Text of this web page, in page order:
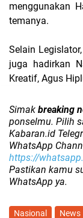
menggunakan
temanya.
Selain
juga hadirkan
Kreatif, Agus
Simak breaking
ponselmu. Pilih
Kabaran.id
WhatsApp
https://
Pastikan kamu
WhatsApp ya.
Nasional News